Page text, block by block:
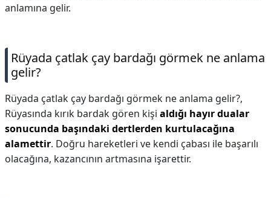
anlamına gelir.
Rüyada çatlak çay bardağı görmek ne anlama
gelir?
Rüyada çatlak çay bardağı görmek ne anlama gelir?,
Rüyasında kırık bardak gören kişi aldığı hayır dualar
sonucunda başındaki dertlerden kurtulacağına
alamettir. Doğru hareketleri ve kendi çabası ile başarılı
olacağına, kazancının artmasına işarettir.